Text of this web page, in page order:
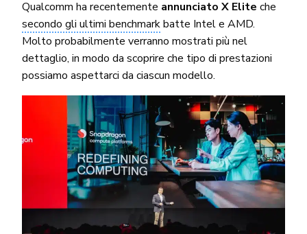
Qualcomm ha recentemente annunciato X Elite che
secondo gli ultimi benchmarkbatte Intel e AMD.
Molto probabilmente verranno mostrati più nel
dettaglio, in modo da scoprire che tipo di prestazioni
possiamo aspettarci da ciascun modello.